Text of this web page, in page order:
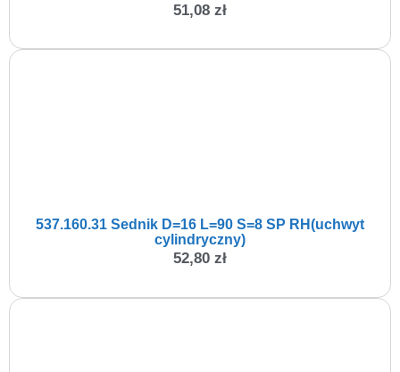
51,08 zł
537.160.31 Sednik D=16 L=90 S=8 SP RH(uchwyt
cylindryczny)
52,80 zł